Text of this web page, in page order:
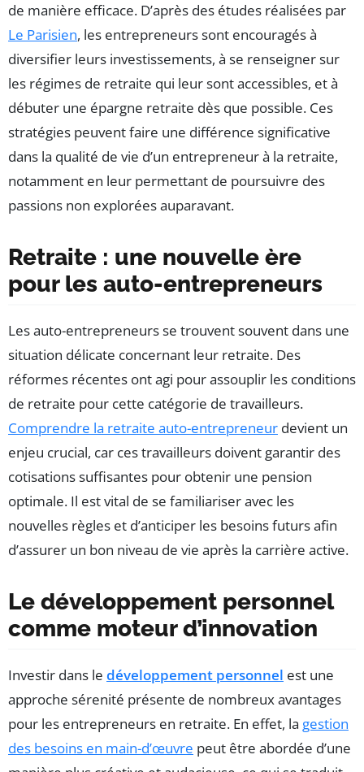
de manière efficace. D’après des études réalisées par
Le Parisien, les entrepreneurs sont encouragés à
diversifier leurs investissements, à se renseigner sur
les régimes de retraite qui leur sont accessibles, et à
débuter une épargne retraite dès que possible. Ces
stratégies peuvent faire une différence significative
dans la qualité de vie d’un entrepreneur à la retraite,
notamment en leur permettant de poursuivre des
passions non explorées auparavant.
Retraite : une nouvelle ère
pour les auto-entrepreneurs
Les auto-entrepreneurs se trouvent souvent dans une
situation délicate concernant leur retraite. Des
réformes récentes ont agi pour assouplir les conditions
de retraite pour cette catégorie de travailleurs.
Comprendre la retraite auto-entrepreneur devient un
enjeu crucial, car ces travailleurs doivent garantir des
cotisations suffisantes pour obtenir une pension
optimale. Il est vital de se familiariser avec les
nouvelles règles et d’anticiper les besoins futurs afin
d’assurer un bon niveau de vie après la carrière active.
Le développement personnel
comme moteur d’innovation
Investir dans le développement personnel est une
approche sérenité présente de nombreux avantages
pour les entrepreneurs en retraite. En effet, la gestion
des besoins en main-d’œuvre peut être abordée d’une